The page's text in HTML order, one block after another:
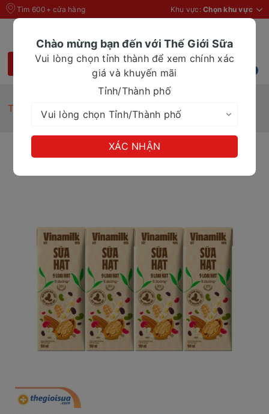
Tìm 600+ cửa hàng Khu vực: Chọn khu vực
Trang chủ Sữa hạt 9 loại hạt Vinamilk hộp 180ml
Chào mừng bạn đến với Thế Giới Sữa
Vui lòng chọn tỉnh thành để xem chính xác
giá và khuyến mãi
Tỉnh/Thành phố
XÁC NHẬN